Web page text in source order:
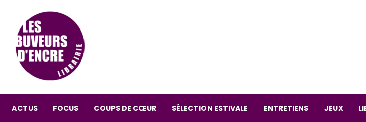
ACTUS FOCUS COUPS DE CŒUR SÉLECTION ESTIVALE ENTRETIENS JEUX